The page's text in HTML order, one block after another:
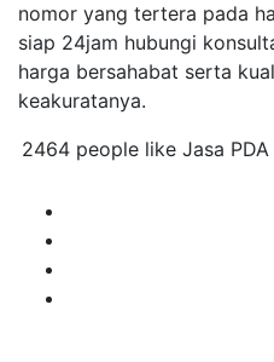
nomor yang tertera pada
siap 24jam hubungi
harga bersahabat serta
keakuratanya.
2464 people like Jasa